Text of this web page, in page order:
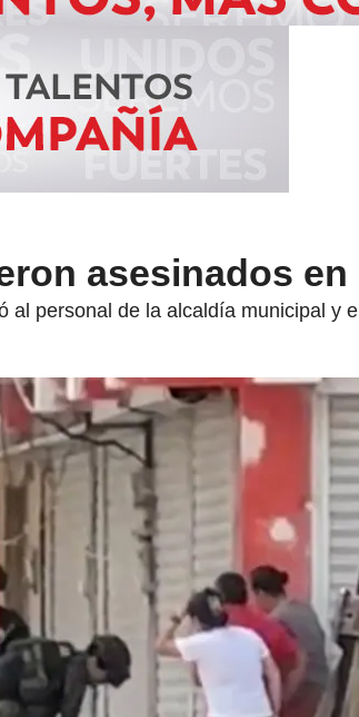
asesinados en
al personal de la alcaldía municipal y